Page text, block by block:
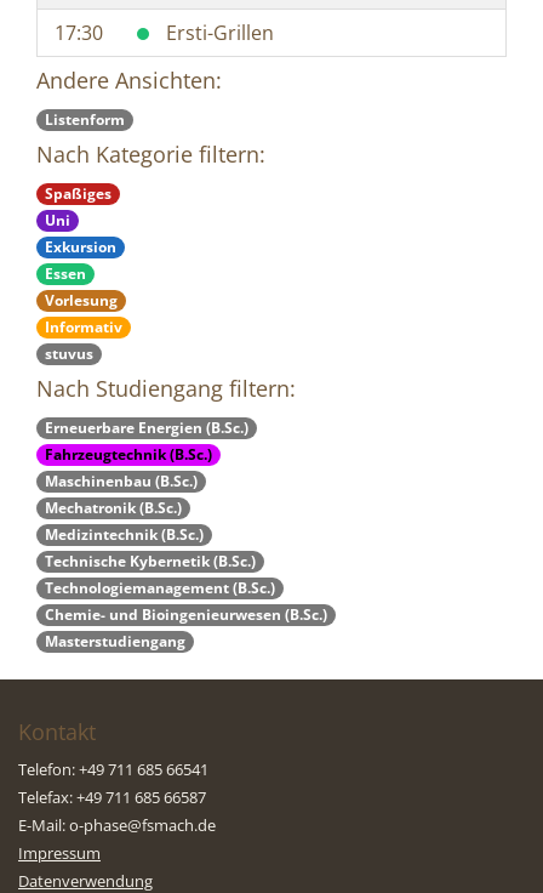
17:30
Ersti-Grillen
Andere Ansichten:
Listenform
Nach Kategorie filtern:
Spaßiges
Uni
Exkursion
Essen
Vorlesung
Informativ
stuvus
Nach Studiengang filtern:
Erneuerbare Energien (B.Sc.)
Fahrzeugtechnik (B.Sc.)
Maschinenbau (B.Sc.)
Mechatronik (B.Sc.)
Medizintechnik (B.Sc.)
Technische Kybernetik (B.Sc.)
Technologiemanagement (B.Sc.)
Chemie- und Bioingenieurwesen (B.Sc.)
Masterstudiengang
Kontakt
Telefon: +49 711 685 66541
Telefax: +49 711 685 66587
E-Mail:o-phase@fsmach.de
Impressum
Datenverwendung